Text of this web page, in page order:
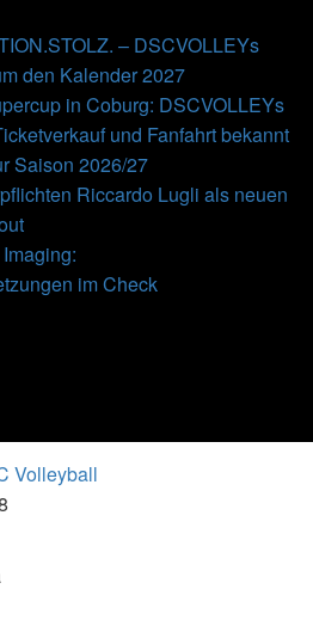
– DSCVOLLEYs
den Kalender 2027
in Coburg: DSCVOLLEYs
und Fanfahrt bekannt
Saison 2026/27
Riccardo Lugli als neuen
im Check